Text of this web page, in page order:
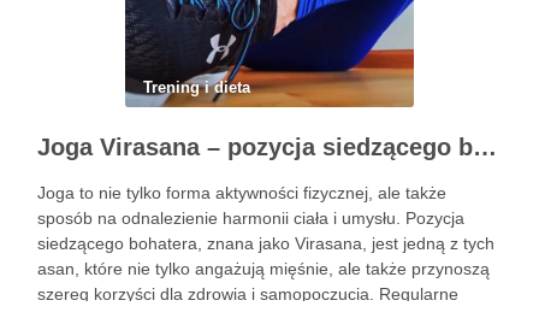
Trening i dieta
Joga Virasana – pozycja siedzącego bohatera i jej korzyści
Joga to nie tylko forma aktywności fizycznej, ale także
sposób na odnalezienie harmonii ciała i umysłu. Pozycja
siedzącego bohatera, znana jako Virasana, jest jedną z tych
asan, które nie tylko angażują mięśnie, ale także przynoszą
szereg korzyści dla zdrowia i samopoczucia. Regularne